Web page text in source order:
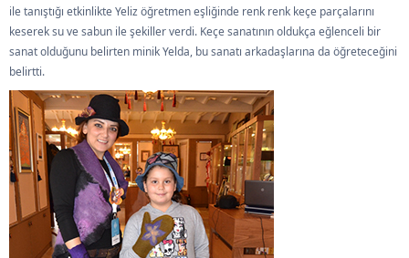
ile tanıştığı etkinlikte Yeliz öğretmen eşliğinde renk renk keçe parçalarını
keserek su ve sabun ile şekiller verdi. Keçe sanatının oldukça eğlenceli bir
sanat olduğunu belirten minik Yelda, bu sanatı arkadaşlarına da öğreteceğini
belirtti.